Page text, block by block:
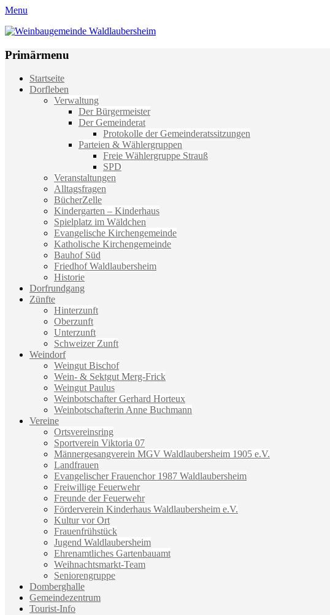
Menu
Weinbaugemeinde Waldlaubersheim
Primärmenu
Weiter
zum
Startseite
Dorfleben
Verwaltung
Der Bürgermeister
Der Gemeinderat
Protokolle der Gemeinderatssitzungen
Parteien & Wählergruppen
Freie Wählergruppe Strauß
SPD
Veranstaltungen
Alltagsfragen
BücherZelle
Kindergarten – Kinderhaus
Spielplatz im Wäldchen
Evangelische Kirchengemeinde
Katholische Kirchengemeinde
Bauhof Süd
Friedhof Waldlaubersheim
Historie
Dorfrundgang
Zünfte
Hinterzunft
Oberzunft
Unterzunft
Schweizer Zunft
Weindorf
Weingut Bischof
Wein- & Sektgut Merg-Frick
Weingut Paulus
Weinbotschafter Gerhard Horteux
Weinbotschafterin Anne Buchmann
Vereine
Ortsvereinsring
Sportverein Viktoria 07
Männergesangverein MGV Waldlaubersheim 1905 e.V.
Landfrauen
Evangelischer Frauenchor 1987 Waldlaubersheim
Freiwillige Feuerwehr
Freunde der Feuerwehr
Förderverein Kinderhaus Waldlaubersheim e.V.
Kultur vor Ort
Frauenfrühstück
Jugend Waldlaubersheim
Ehrenamtliches Gartenbauamt
Weihnachtsmarkt-Team
Seniorengruppe
Domberghalle
Gemeindezentrum
Tourist-Info